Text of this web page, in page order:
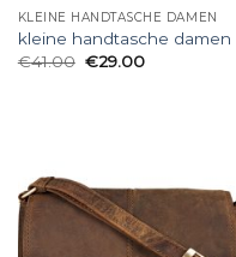
KLEINE HANDTASCHE DAMEN
kleine handtasche damen
€41.00 €29.00